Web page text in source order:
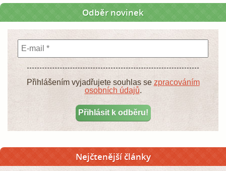
Odběr novinek
Přihlášením vyjadřujete souhlas se zpracováním
osobních údajů.
Nejčtenější články